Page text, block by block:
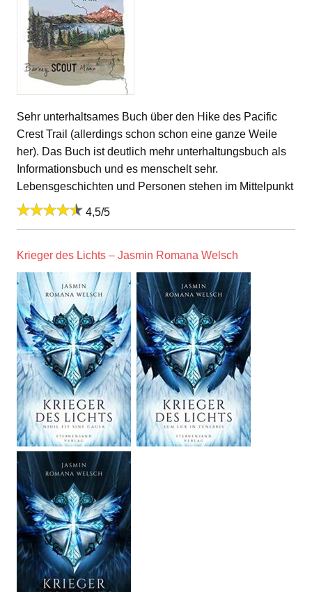
Sehr unterhaltsames Buch über den Hike des Pacific
Crest Trail (allerdings schon schon eine ganze Weile
her). Das Buch ist deutlich mehr unterhaltungsbuch als
Informationsbuch und es menschelt sehr.
Lebensgeschichten und Personen stehen im Mittelpunkt
4,5/5
Krieger des Lichts – Jasmin Romana Welsch